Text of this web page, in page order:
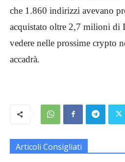
che 1.860 indirizzi avevano
acquistato oltre 2,7 milioni di
vedere nelle prossime crypto
accadrà.
Articoli Consigliati